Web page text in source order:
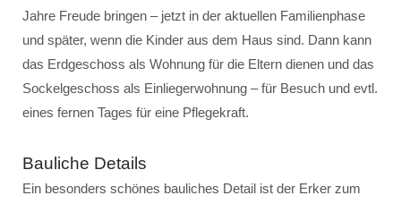
Jahre Freude bringen – jetzt in der aktuellen Familienphase
und später, wenn die Kinder aus dem Haus sind. Dann kann
das Erdgeschoss als Wohnung für die Eltern dienen und das
Sockelgeschoss als Einliegerwohnung – für Besuch und evtl.
eines fernen Tages für eine Pflegekraft.
Bauliche Details
Ein besonders schönes bauliches Detail ist der Erker zum